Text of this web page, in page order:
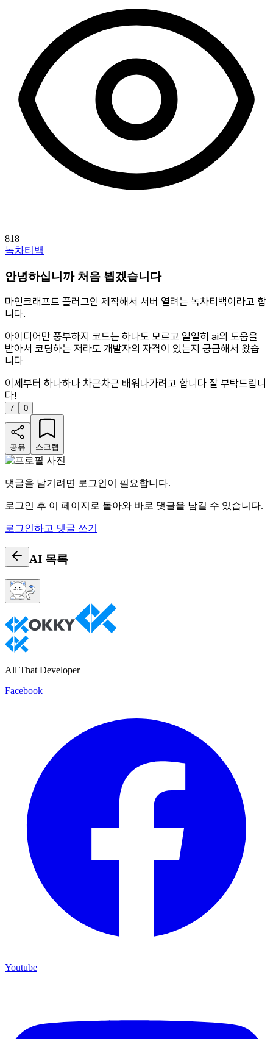
818
녹차티백
안녕하십니까 처음 뵙겠습니다
마인크래프트 플러그인 제작해서 서버 열려는 녹차티백이라고 합
니다.
아이디어만 풍부하지 코드는 하나도 모르고 일일히 ai의 도움을
받아서 코딩하는 저라도 개발자의 자격이 있는지 궁금해서 왔습
니다
이제부터 하나하나 차근차근 배워나가려고 합니다 잘 부탁드립니
다!
7 0
공유 스크랩
댓글을 남기려면 로그인이 필요합니다.
로그인 후 이 페이지로 돌아와 바로 댓글을 남길 수 있습니다.
로그인하고 댓글 쓰기
AI 목록
All That Developer
Facebook
Youtube